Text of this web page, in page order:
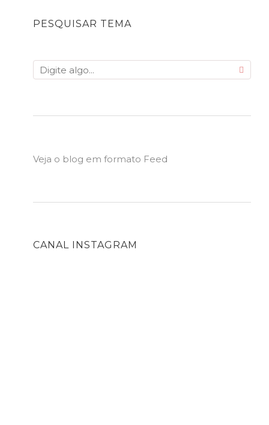
PESQUISAR TEMA
Veja o blog em formato Feed
CANAL INSTAGRAM